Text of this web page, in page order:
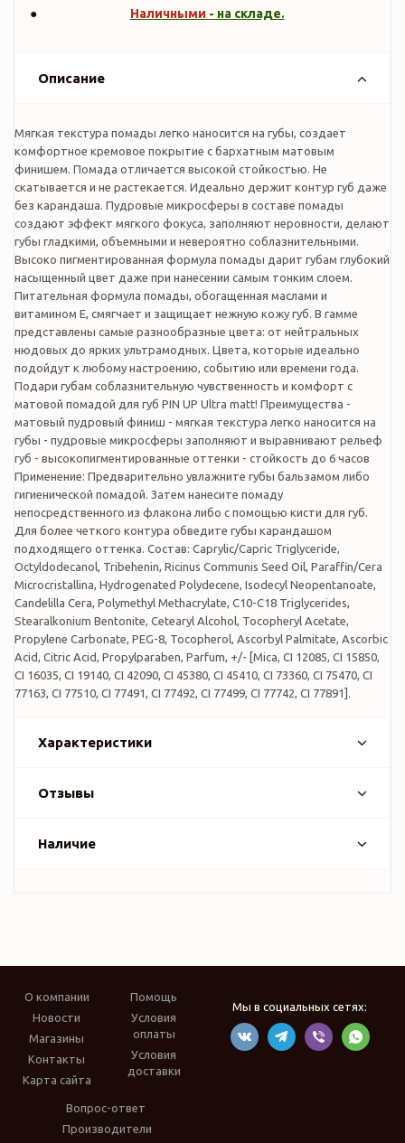
Наличными - на складе.
Описание
Мягкая текстура помады легко наносится на губы, создает
комфортное кремовое покрытие с бархатным матовым
финишем. Помада отличается высокой стойкостью. Не
скатывается и не растекается. Идеально держит контур губ даже
без карандаша. Пудровые микросферы в составе помады
создают эффект мягкого фокуса, заполняют неровности, делают
губы гладкими, объемными и невероятно соблазнительными.
Высоко пигментированная формула помады дарит губам глубокий
насыщенный цвет даже при нанесении самым тонким слоем.
Питательная формула помады, обогащенная маслами и
витамином Е, смягчает и защищает нежную кожу губ. В гамме
представлены самые разнообразные цвета: от нейтральных
нюдовых до ярких ультрамодных. Цвета, которые идеально
подойдут к любому настроению, событию или времени года.
Подари губам соблазнительную чувственность и комфорт с
матовой помадой для губ PIN UP Ultra matt! Преимущества -
матовый пудровый финиш - мягкая текстура легко наносится на
губы - пудровые микросферы заполняют и выравнивают рельеф
губ - высокопигментированные оттенки - стойкость до 6 часов
Применение: Предварительно увлажните губы бальзамом либо
гигиенической помадой. Затем нанесите помаду
непосредственного из флакона либо с помощью кисти для губ.
Для более четкого контура обведите губы карандашом
подходящего оттенка. Состав: Caprylic/Capric Triglyceride,
Octyldodecanol, Tribehenin, Ricinus Communis Seed Oil, Paraffin/Cera
Microcristallina, Hydrogenated Polydecene, Isodecyl Neopentanoate,
Candelilla Cera, Polymethyl Methacrylate, С10-С18 Triglycerides,
Stearalkonium Bentonite, Cetearyl Alcohol, Tocopheryl Acetate,
Propylene Carbonate, PEG-8, Tocopherol, Ascorbyl Palmitate, Ascorbic
Acid, Citric Acid, Propylparaben, Parfum, +/- [Mica, CI 12085, CI 15850,
CI 16035, CI 19140, CI 42090, CI 45380, CI 45410, CI 73360, CI 75470, CI
77163, CI 77510, CI 77491, CI 77492, CI 77499, CI 77742, CI 77891].
Характеристики
Отзывы
Наличие
О компании
Новости
Магазины
Контакты
Карта сайта
Помощь
Условия
оплаты
Условия
доставки
Вопрос-ответ
Производители
Мы в социальных сетях: